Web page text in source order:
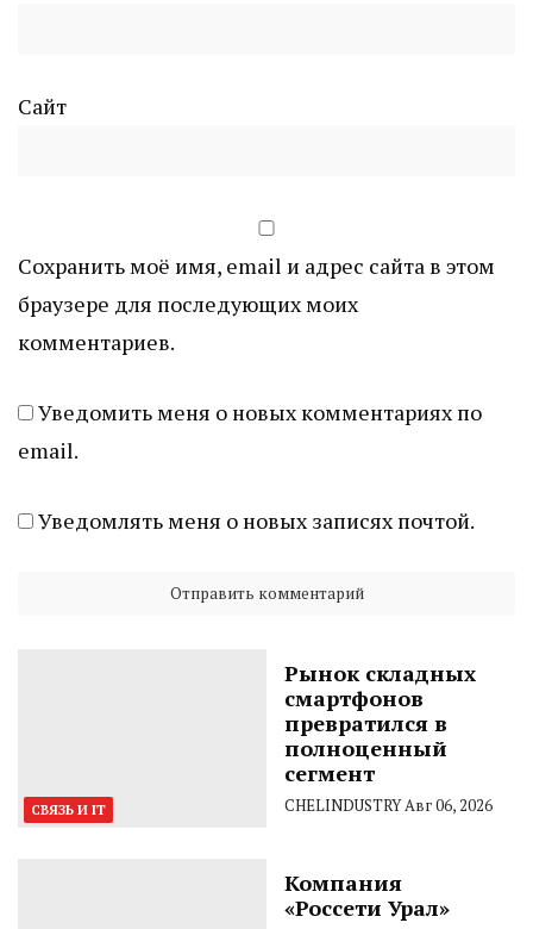
Сайт
Сохранить моё имя, email и адрес сайта в этом
браузере для последующих моих
комментариев.
Уведомить меня о новых комментариях по
email.
Уведомлять меня о новых записях почтой.
СВЯЗЬ И IT
Рынок складных
смартфонов
превратился в
полноценный
сегмент
CHELINDUSTRYАвг 06, 2026
Компания
«Россети Урал»